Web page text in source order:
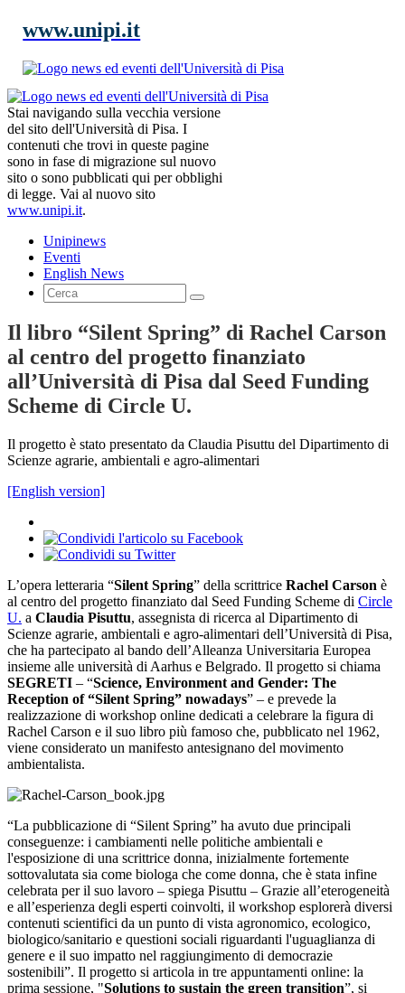
www.unipi.it
Stai navigando sulla vecchia versione
del sito dell'Università di Pisa. I
contenuti che trovi in queste pagine
sono in fase di migrazione sul nuovo
sito o sono pubblicati qui per obblighi
di legge. Vai al nuovo sito
www.unipi.it.
Unipinews
Eventi
English News
Il libro “Silent Spring” di Rachel Carson
al centro del progetto finanziato
all’Università di Pisa dal Seed Funding
Scheme di Circle U.
Il progetto è stato presentato da Claudia Pisuttu del Dipartimento di
Scienze agrarie, ambientali e agro-alimentari
[English version]
L’opera letteraria “Silent Spring” della scrittrice Rachel Carson è
al centro del progetto finanziato dal Seed Funding Scheme di Circle
U. a Claudia Pisuttu, assegnista di ricerca al Dipartimento di
Scienze agrarie, ambientali e agro-alimentari dell’Università di Pisa,
che ha partecipato al bando dell’Alleanza Universitaria Europea
insieme alle università di Aarhus e Belgrado. Il progetto si chiama
SEGRETI – “Science, Environment and Gender: The
Reception of “Silent Spring” nowadays” – e prevede la
realizzazione di workshop online dedicati a celebrare la figura di
Rachel Carson e il suo libro più famoso che, pubblicato nel 1962,
viene considerato un manifesto antesignano del movimento
ambientalista.
“La pubblicazione di “Silent Spring” ha avuto due principali
conseguenze: i cambiamenti nelle politiche ambientali e
l'esposizione di una scrittrice donna, inizialmente fortemente
sottovalutata sia come biologa che come donna, che è stata infine
celebrata per il suo lavoro – spiega Pisuttu – Grazie all’eterogeneità
e all’esperienza degli esperti coinvolti, il workshop esplorerà diversi
contenuti scientifici da un punto di vista agronomico, ecologico,
biologico/sanitario e questioni sociali riguardanti l'uguaglianza di
genere e il suo impatto nel raggiungimento di democrazie
sostenibili”. Il progetto si articola in tre appuntamenti online: la
prima sessione, "Solutions to sustain the green transition”, si